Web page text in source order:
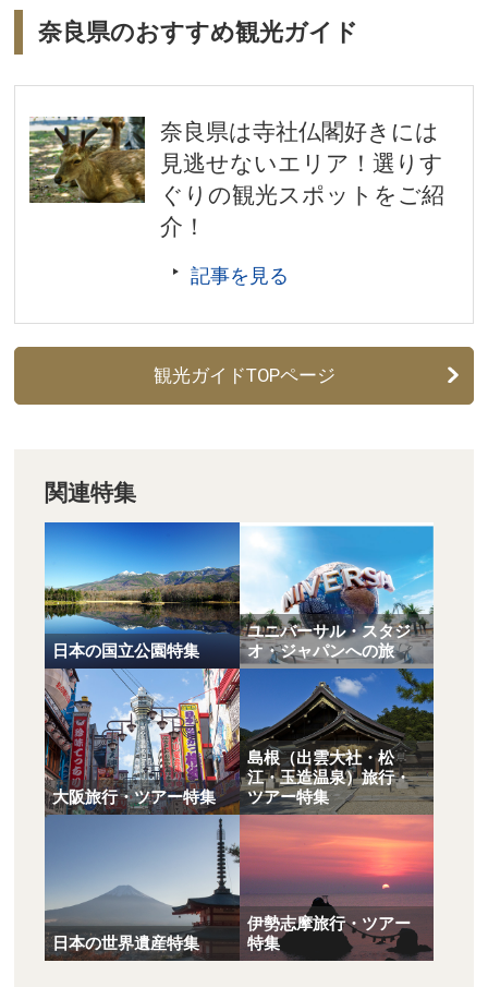
されます。
18歳未満無料 ※特別展の観覧料金については、別途定
めます。詳しくは公式サイトをご確認ください。
開館時間／9:30～17:00 ※展覧会・曜日によっては延長
あり。最新情報は公式サイトをご確認ください。
合は終了後の翌日)、12月28日～1月1日、その他、臨時
「氷室神社・国立博物館」バス停下車すぐ。
奈良県のおすすめ観光ガイド
奈良県は寺社仏閣好きには
見逃せないエリア！選りす
ぐりの観光スポットをご紹
介！
記事を見る
観光ガイドTOPページ
関連特集
日本の国立公園特集
ユニバーサル・スタジ
オ・ジャパンへの旅
大阪旅行・ツアー特集
島根（出雲大社・松
江・玉造温泉）旅行・
ツアー特集
日本の世界遺産特集
伊勢志摩旅行・ツアー
特集